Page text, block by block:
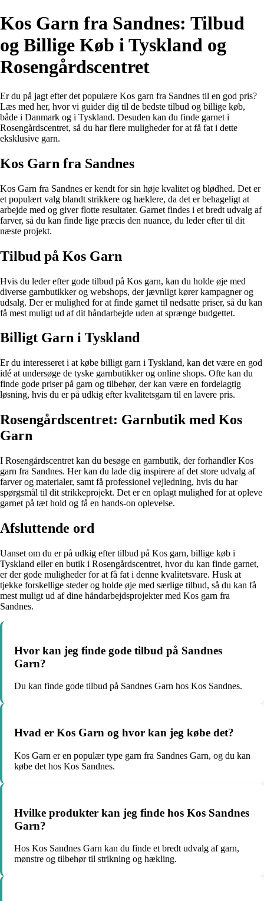
Kos Garn fra Sandnes: Tilbud
og Billige Køb i Tyskland og
Rosengårdscentret
Er du på jagt efter det populære Kos garn fra Sandnes til en god pris?
Læs med her, hvor vi guider dig til de bedste tilbud og billige køb,
både i Danmark og i Tyskland. Desuden kan du finde garnet i
Rosengårdscentret, så du har flere muligheder for at få fat i dette
eksklusive garn.
Kos Garn fra Sandnes
Kos Garn fra Sandnes er kendt for sin høje kvalitet og blødhed. Det er
et populært valg blandt strikkere og hæklere, da det er behageligt at
arbejde med og giver flotte resultater. Garnet findes i et bredt udvalg af
farver, så du kan finde lige præcis den nuance, du leder efter til dit
næste projekt.
Tilbud på Kos Garn
Hvis du leder efter gode tilbud på Kos garn, kan du holde øje med
diverse garnbutikker og webshops, der jævnligt kører kampagner og
udsalg. Der er mulighed for at finde garnet til nedsatte priser, så du kan
få mest muligt ud af dit håndarbejde uden at sprænge budgettet.
Billigt Garn i Tyskland
Er du interesseret i at købe billigt garn i Tyskland, kan det være en god
idé at undersøge de tyske garnbutikker og online shops. Ofte kan du
finde gode priser på garn og tilbehør, der kan være en fordelagtig
løsning, hvis du er på udkig efter kvalitetsgarn til en lavere pris.
Rosengårdscentret: Garnbutik med Kos
Garn
I Rosengårdscentret kan du besøge en garnbutik, der forhandler Kos
garn fra Sandnes. Her kan du lade dig inspirere af det store udvalg af
farver og materialer, samt få professionel vejledning, hvis du har
spørgsmål til dit strikkeprojekt. Det er en oplagt mulighed for at opleve
garnet på tæt hold og få en hands-on oplevelse.
Afsluttende ord
Uanset om du er på udkig efter tilbud på Kos garn, billige køb i
Tyskland eller en butik i Rosengårdscentret, hvor du kan finde garnet,
er der gode muligheder for at få fat i denne kvalitetsvare. Husk at
tjekke forskellige steder og holde øje med særlige tilbud, så du kan få
mest muligt ud af dine håndarbejdsprojekter med Kos garn fra
Sandnes.
Hvor kan jeg finde gode tilbud på Sandnes
Garn?
Du kan finde gode tilbud på Sandnes Garn hos Kos Sandnes.
Hvad er Kos Garn og hvor kan jeg købe det?
Kos Garn er en populær type garn fra Sandnes Garn, og du kan
købe det hos Kos Sandnes.
Hvilke produkter kan jeg finde hos Kos Sandnes
Garn?
Hos Kos Sandnes Garn kan du finde et bredt udvalg af garn,
mønstre og tilbehør til strikning og hækling.